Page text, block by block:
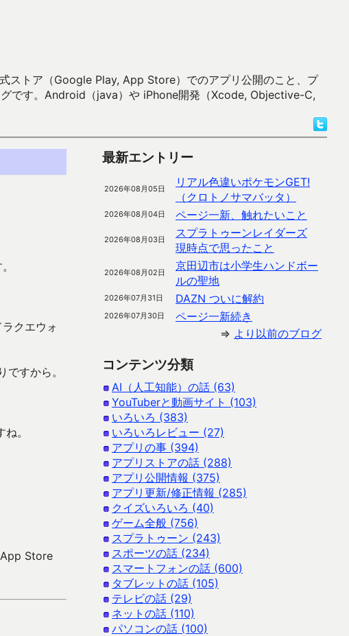
ストア（Google Play, App Store）でのアプリ公開のこと、プ
です。Android（java）や iPhone開発（Xcode, Objective-C,
クエウォ
すから。
。
Store
最新エントリー
2026年08月05日
リアル色違いポケモンGET!
（クロトノサマバッタ）
2026年08月04日 ページ一新、触れたいこと
2026年08月03日
スプラトゥーンレイダーズ
現時点で思ったこと
2026年08月02日
京田辺市は小学生ハンドボー
ルの聖地
2026年07月31日 DAZN ついに解約
2026年07月30日
ページ一新続き
⇒ より以前のブログ
コンテンツ分類
AI（人工知能）の話 (63)
YouTuberと動画サイト (103)
いろいろ (383)
いろいろレビュー (27)
アプリの事 (394)
アプリストアの話 (288)
アプリ公開情報 (375)
アプリ更新/修正情報 (285)
クイズいろいろ (40)
ゲーム全般 (756)
スプラトゥーン (243)
スポーツの話 (234)
スマートフォンの話 (600)
タブレットの話 (105)
テレビの話 (29)
ネットの話 (110)
パソコンの話 (100)